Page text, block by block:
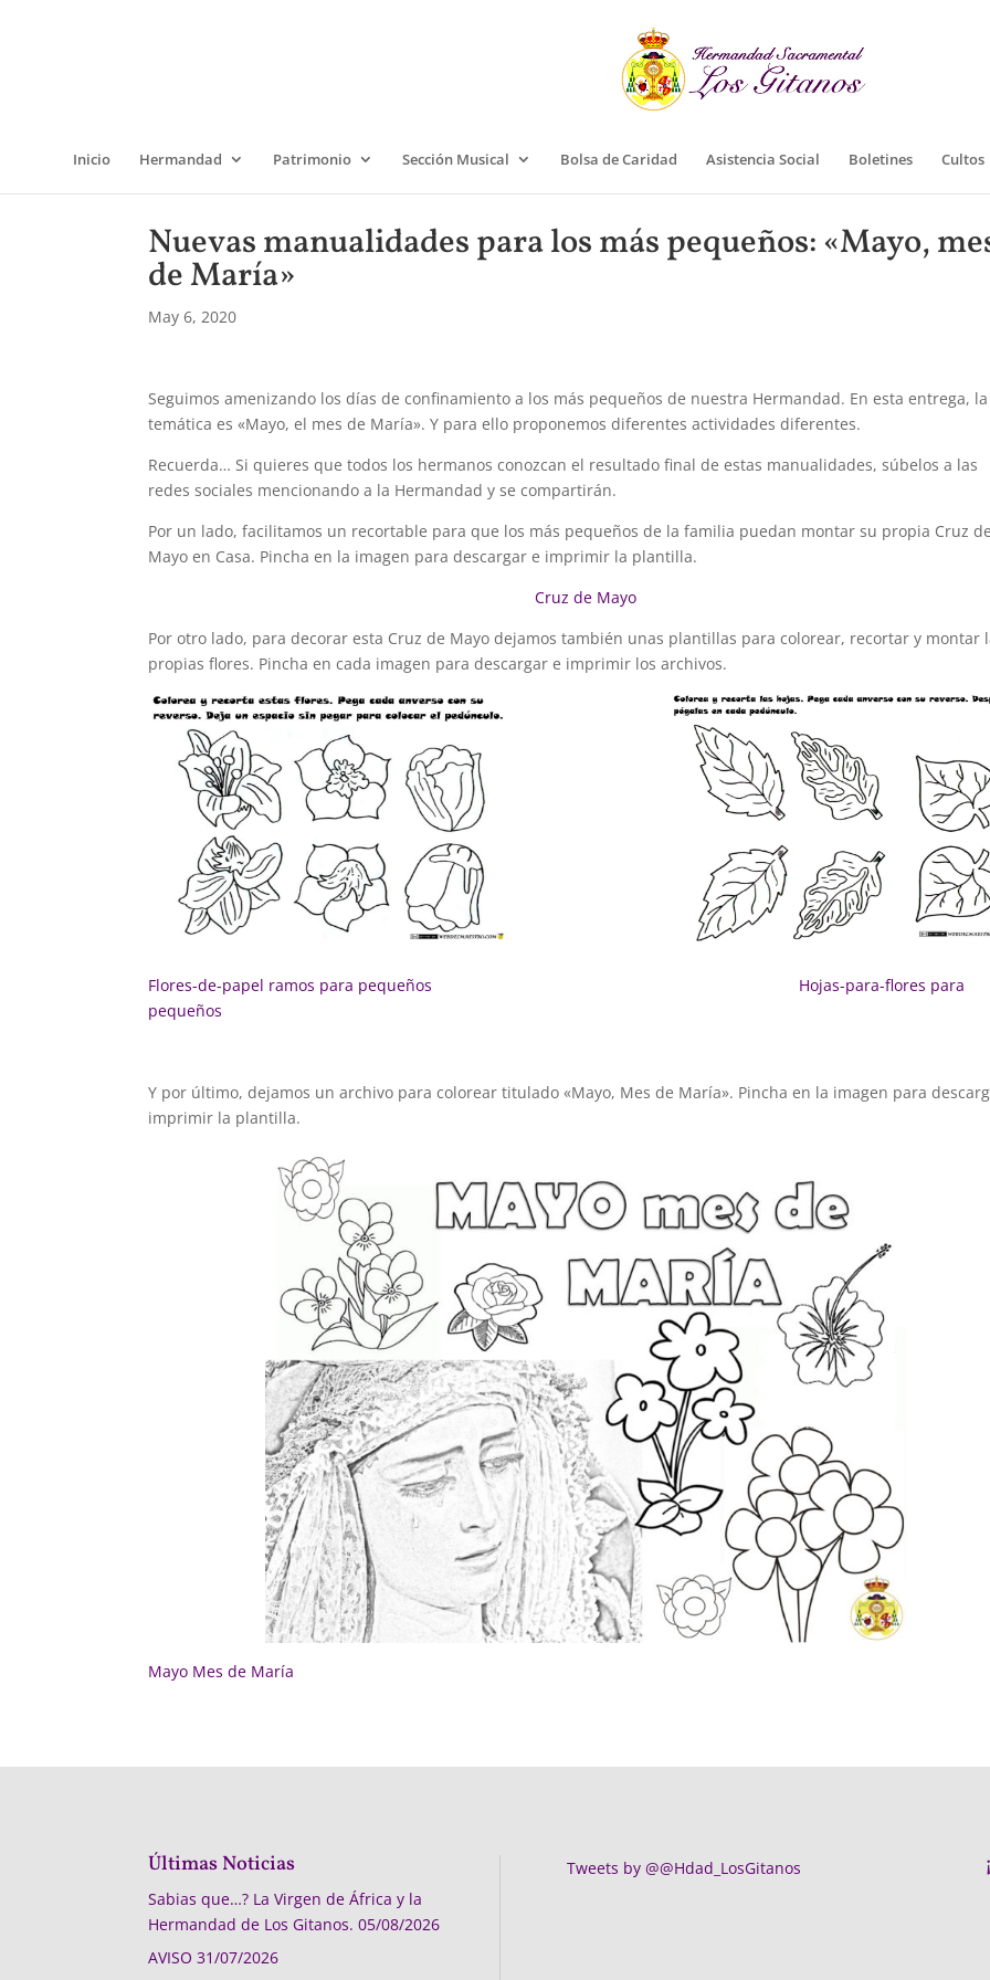
Inicio Hermandad Patrimonio Sección Musical Bolsa de Caridad Asistencia Social Boletines Cultos
Nuevas manualidades para los más pequeños: «Mayo,
de María»
May 6, 2020
Seguimos amenizando los días de confinamiento a los más pequeños de nuestra Hermandad. En esta entrega, la
temática es «Mayo, el mes de María». Y para ello proponemos diferentes actividades diferentes.
Recuerda… Si quieres que todos los hermanos conozcan el resultado final de estas manualidades, súbelos a las
redes sociales mencionando a la Hermandad y se compartirán.
Por un lado, facilitamos un recortable para que los más pequeños de la familia puedan montar su propia Cruz
Mayo en Casa. Pincha en la imagen para descargar e imprimir la plantilla.
Cruz de Mayo
Por otro lado, para decorar esta Cruz de Mayo dejamos también unas plantillas para colorear, recortar y montar
propias flores. Pincha en cada imagen para descargar e imprimir los archivos.
Flores-de-papel ramos para pequeños Hojas-para-flores para
pequeños
Y por último, dejamos un archivo para colorear titulado «Mayo, Mes de María». Pincha en la imagen para
imprimir la plantilla.
Mayo Mes de María
Últimas Noticias
Sabias que…? La Virgen de África y la
Hermandad de Los Gitanos. 05/08/2026
AVISO 31/07/2026
Tweets by @@Hdad_LosGitanos